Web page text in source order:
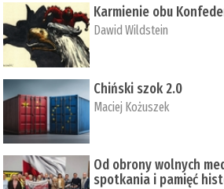
Karmienie obu
Dawid Wildstein
Chiński szok 2.0
Maciej Kożuszek
Od obrony wolnych
spotkania i pamięć